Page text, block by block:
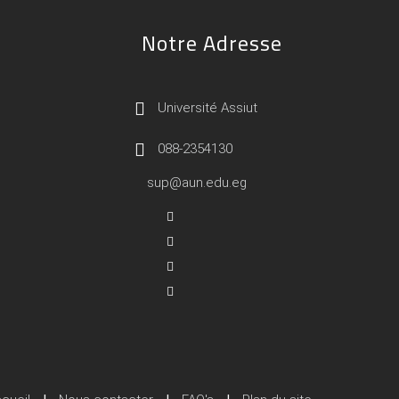
Notre Adresse
Université Assiut
088-2354130
sup@aun.edu.eg